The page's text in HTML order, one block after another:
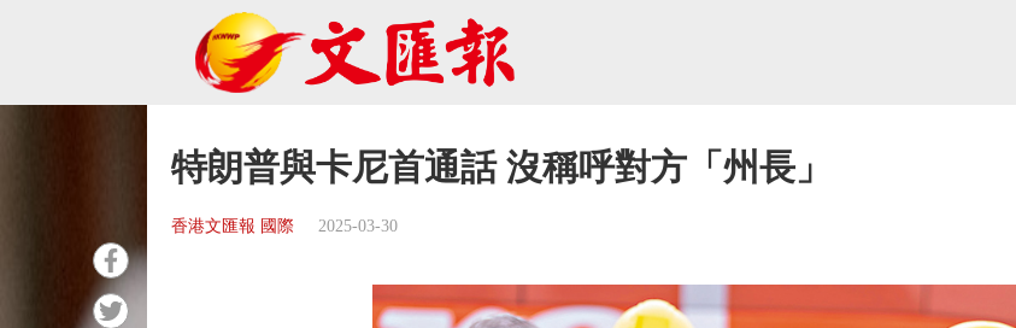
特朗普與卡尼首通話 沒稱呼對方「州長」
香港文匯報 國際 2025-03-30